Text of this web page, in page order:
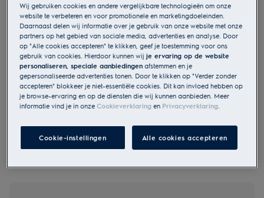
E9HHPG11
Plancha - Grillplaat
€ 169
Veiligheidsinstructies en veiligheidswaarschuwingen volgens
Lees de volledige handleiding voor een veilig gebruik van
het product.
Wij gebruiken cookies en andere vergelijkbare technologieën om onze
website te verbeteren en voor promotionele en marketingdoeleinden.
Daarnaast delen wij informatie over je gebruik van onze website met onze
partners op het gebied van sociale media, advertenties en analyse. Door
op "Alle cookies accepteren" te klikken, geef je toestemming voor ons
gebruik van cookies. Hierdoor kunnen wijje ervaring op de website
personaliseren, speciale aanbiedingen afstemmen en je
gepersonaliseerde advertenties tonen. Door te klikken op "Verder zonder
accepteren" blokkeer je niet-essentiële cookies. Dit kan invloed hebben op
je browse-ervaring en op de diensten die wij kunnen aanbieden. Meer
informatie vind je in onzeCookieverklaring en Privacyverklaring
Cookie-instellingen Alle cookies accepteren